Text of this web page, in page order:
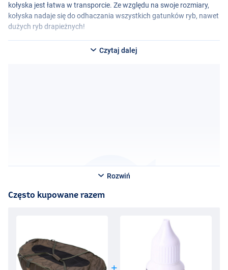
kołyska jest łatwa w transporcie. Ze względu na swoje rozmiary,
kołyska nadaje się do odhaczania wszystkich gatunków ryb, nawet
dużych ryb drapieżnych!
Czytaj dalej
Rozwiń
Często kupowane razem